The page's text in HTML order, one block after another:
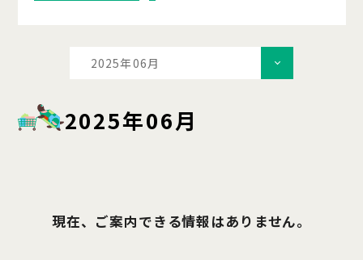
2025年06月
2025年06月
現在、ご案内できる情報はありません。